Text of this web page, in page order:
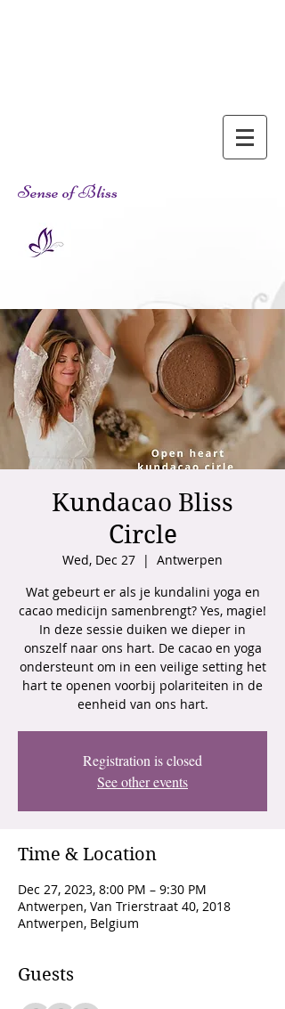
Sense of Bliss
Kundacao Bliss
Circle
Wed, Dec 27
  |
Antwerpen
Wat gebeurt er als je kundalini yoga en
cacao medicijn samenbrengt? Yes, magie!
In deze sessie duiken we dieper in
onszelf naar ons hart. De cacao en yoga
ondersteunt om in een veilige setting het
hart te openen voorbij polariteiten in de
eenheid van ons hart.
Registration is closed
See other events
Time & Location
Dec 27, 2023, 8:00 PM – 9:30 PM
Antwerpen, Van Trierstraat 40, 2018
Antwerpen, Belgium
Guests